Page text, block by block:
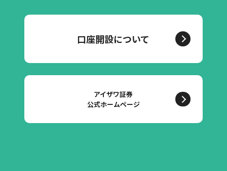
口座開設について
アイザワ証券
公式ホームページ